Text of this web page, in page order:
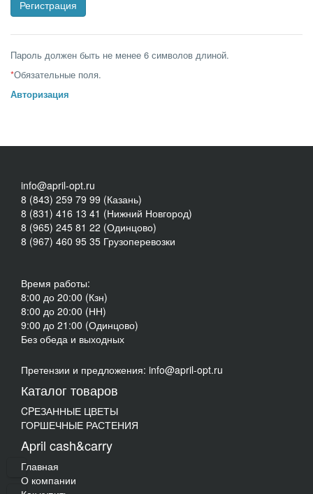
Пароль должен быть не менее 6 символов длиной.
*Обязательные поля.
Авторизация
info@april-opt.ru
8 (843) 259 79 99 (Казань)
8 (831) 416 13 41 (Нижний Новгород)
8 (965) 245 81 22 (Одинцово)
8 (967) 460 95 35 Грузоперевозки
Время работы:
8:00 до 20:00 (Кзн)
8:00 до 20:00 (НН)
9:00 до 21:00 (Одинцово)
Без обеда и выходных
Претензии и предложения: info@april-opt.ru
Каталог товаров
CPЕЗАННЫЕ ЦВЕТЫ
ГОРШЕЧНЫЕ РАСТЕНИЯ
April cash&carry
Главная
О компании